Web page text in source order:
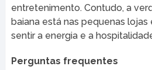
entretenimento. Contudo, a
baiana está nas pequenas
sentir a energia e a
Perguntas frequentes